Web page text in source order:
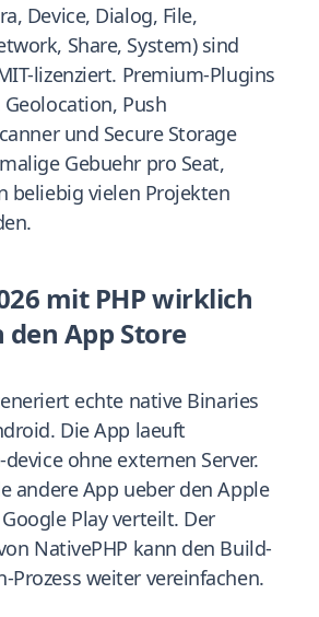
Device, Dialog, File,
Share, System) sind
lizenziert. Premium-Plugins
Push
und Secure Storage
Gebuehr pro Seat,
beliebig vielen Projekten
mit PHP wirklich
den App Store
echte native Binaries
Die App laeuft
ohne externen Server.
andere App ueber den Apple
Play verteilt. Der
NativePHP kann den Build-
Prozess weiter vereinfachen.